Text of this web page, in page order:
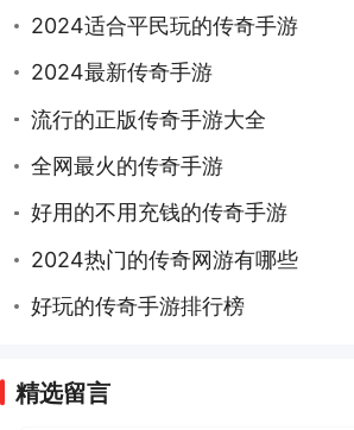
2024适合平民玩的传奇手游
2024最新传奇手游
流行的正版传奇手游大全
全网最火的传奇手游
好用的不用充钱的传奇手游
2024热门的传奇网游有哪些
好玩的传奇手游排行榜
精选留言